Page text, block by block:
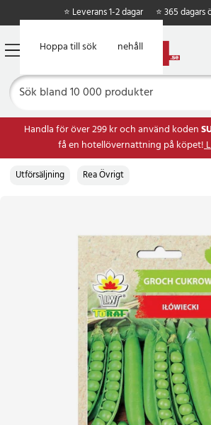
Hoppa till huvudinnehåll
Hoppa till sök
⭐ Leverans 1-2 dagar ⭐ 365
Handla för över 299 kr och använd koden
få en hotellövernattning på köpet!
Utförsäljning Rea Övrigt